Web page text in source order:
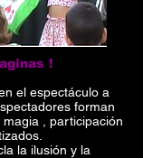
!
el espectáculo a
forman
, participación
la ilusión y la